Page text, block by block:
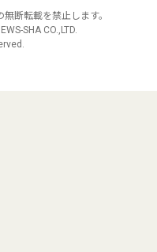
断転載を禁止します。
SHA CO.,LTD.